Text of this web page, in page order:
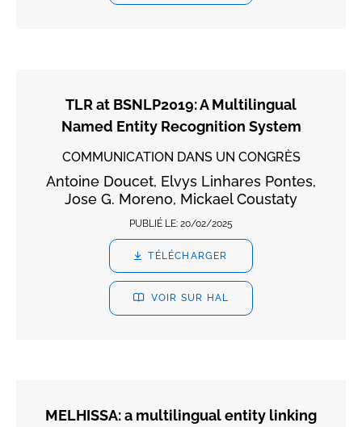
TLR at BSNLP2019: A Multilingual
Named Entity Recognition System
COMMUNICATION DANS UN CONGRÈS
Antoine Doucet, Elvys Linhares Pontes,
Jose G. Moreno, Mickael Coustaty
PUBLIÉ LE: 20/02/2025
TÉLÉCHARGER
VOIR SUR HAL
MELHISSA: a multilingual entity linking